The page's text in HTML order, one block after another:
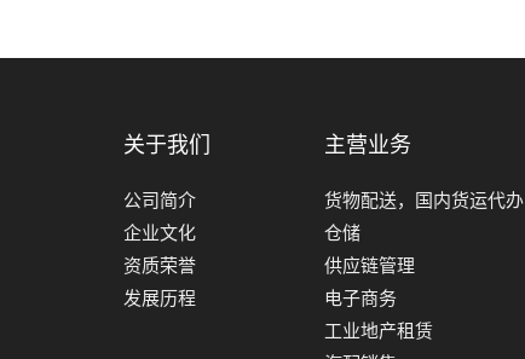
关于我们
公司简介
企业文化
资质荣誉
发展历程
主营业务
货物配送，国内货运代办
仓储
供应链管理
电子商务
工业地产租赁